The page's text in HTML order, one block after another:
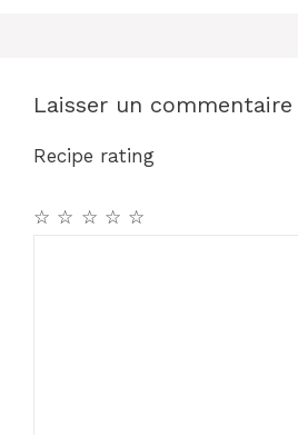
Laisser un commentaire
Recipe rating
☆
☆
☆
☆
☆